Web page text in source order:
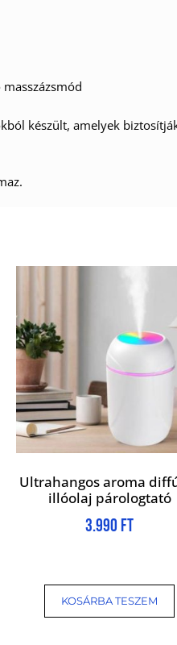
készült, amelyek
Ultrahangos aroma
illóolaj párologtató
3.990 Ft
KOSÁRBA TESZEM